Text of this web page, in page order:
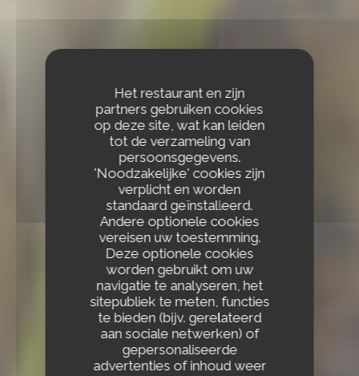
Het restaurant en zijn
partners gebruiken cookies
op deze site, wat kan leiden
tot de verzameling van
persoonsgegevens.
'Noodzakelijke' cookies zijn
verplicht en worden
standaard geïnstalleerd.
Andere optionele cookies
vereisen uw toestemming.
Deze optionele cookies
worden gebruikt om uw
navigatie te analyseren, het
sitepubliek te meten, functies
te bieden (bijv. gerelateerd
aan sociale netwerken) of
gepersonaliseerde
advertenties of inhoud weer